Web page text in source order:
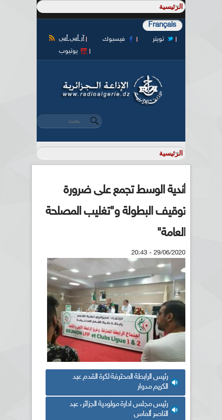
Français
آر أس أس فيسبوك
تويتر
يوتيوب
استمارة البحث
‏بحث ‏
أندية الوسط تجمع على ضرورة
توقيف البطولة و"تغليب المصلحة
العامة"
29/06/2020 - 20:43
رئيس الرابطة المحترفة لكرة القدم عبد
الكريم مدوار
رئيس مجلس ادارة مولودية الجزائر، عبد
الناصر ألماس